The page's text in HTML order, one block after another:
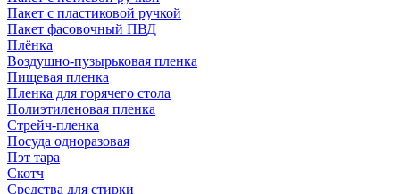
Пакет с пластиковой ручкой
Пакет фасовочный ПВД
Плёнка
Воздушно-пузырьковая пленка
Пищевая пленка
Пленка для горячего стола
Полиэтиленовая пленка
Стрейч-пленка
Посуда одноразовая
Пэт тара
Скотч
Средства для стирки